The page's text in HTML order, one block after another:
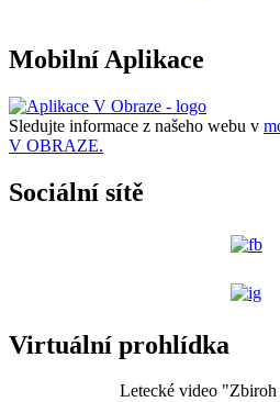
Mobilní Aplikace
Sledujte informace z našeho webu v
V OBRAZE.
Sociální sítě
Virtuální prohlídka
Letecké video "Zbiroh